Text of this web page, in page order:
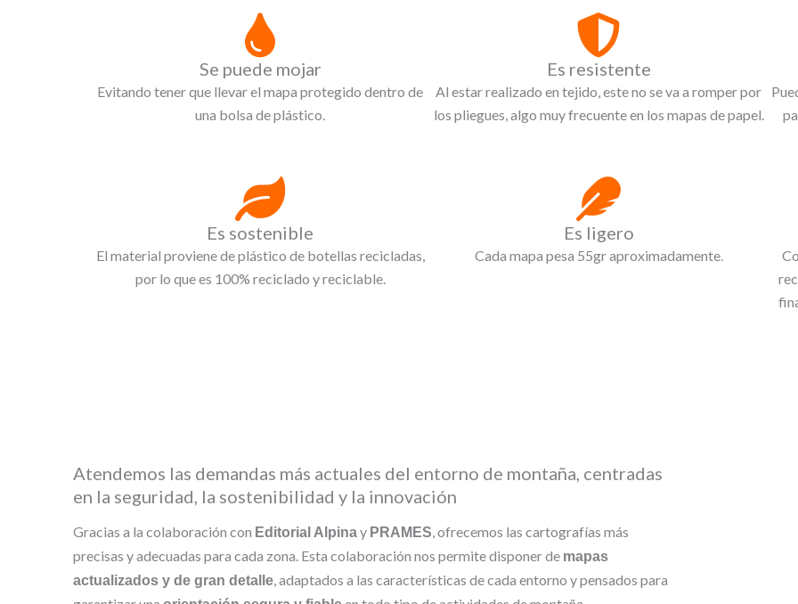
Se puede mojar
Evitando tener que llevar el mapa protegido dentro de
una bolsa de plástico.
Es resistente
Al estar realizado en tejido, este no se va a romper por
los pliegues, algo muy frecuente en los mapas de papel.
Es sostenible
El material proviene de plástico de botellas recicladas,
por lo que es 100% reciclado y reciclable.
Es ligero
Cada mapa pesa 55gr aproximadamente.
Atendemos las demandas más actuales del entorno de montaña, centradas
en la seguridad, la sostenibilidad y la innovación
Gracias a la colaboración con Editorial Alpinay PRAMES, ofrecemos las cartografías más
precisas y adecuadas para cada zona. Esta colaboración nos permite disponer de mapas
actualizados y de gran detalle, adaptados a las características de cada entorno y pensados para